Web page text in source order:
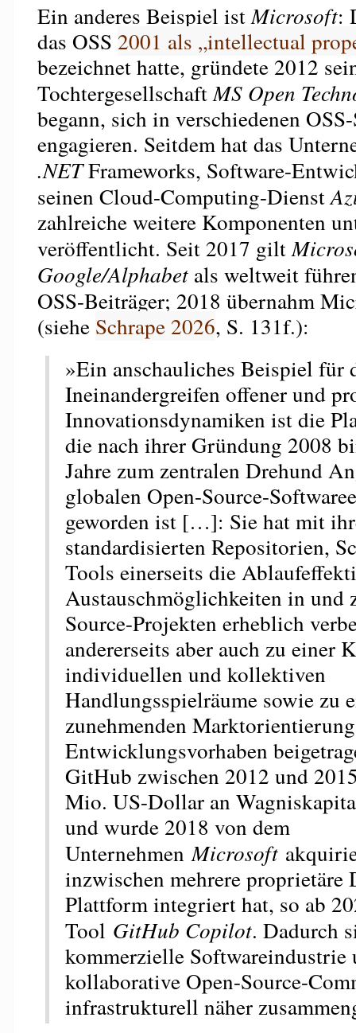
Ein anderes Beispiel istMicrosoft:
das OSS 2001 als „intellectual
bezeichnet hatte, gründete 2012
TochtergesellschaftMS Open
begann, sich in verschiedenen
engagieren. Seitdem hat das
.NETFrameworks, Software-
seinen Cloud-Computing-Dienst
zahlreiche weitere Komponenten
veröffentlicht. Seit 2017 gilt
Google/Alphabetals weltweit
OSS-Beiträger; 2018 übernahm
(siehe Schrape 2026, S. 131f.):
»Ein anschauliches Beispiel für
Ineinandergreifen offener und
Innovationsdynamiken ist die
die nach ihrer Gründung 2008
Jahre zum zentralen Drehund
globalen Open-Source-
geworden ist […]: Sie hat mit
standardisierten Repositorien,
Tools einerseits die
Austauschmöglichkeiten in und
Source-Projekten erheblich
andererseits aber auch zu einer
individuellen und kollektiven
Handlungsspielräume sowie zu
zunehmenden
Entwicklungsvorhaben
GitHub zwischen 2012 und
Mio. US-Dollar an
und wurde 2018 von dem
UnternehmenMicrosoft
inzwischen mehrere proprietäre
Plattform integriert hat, so ab
Tool GitHub Copilot. Dadurch
kommerzielle Softwareindustrie
kollaborative Open-Source-
infrastrukturell näher